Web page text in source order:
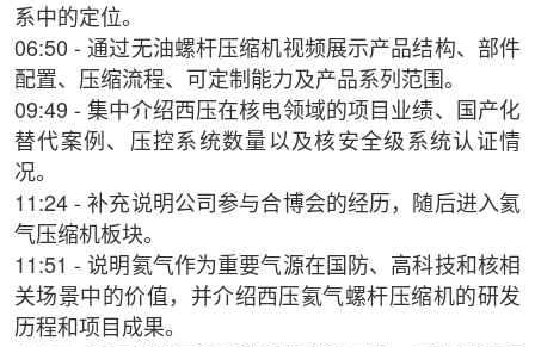
系中的定位。
06:50 - 通过无油螺杆压缩机视频展示产品结构、部件
配置、压缩流程、可定制能力及产品系列范围。
09:49 - 集中介绍西压在核电领域的项目业绩、国产化
替代案例、压控系统数量以及核安全级系统认证情
况。
11:24 - 补充说明公司参与合博会的经历，随后进入氦
气压缩机板块。
11:51 - 说明氦气作为重要气源在国防、高科技和核相
关场景中的价值，并介绍西压氦气螺杆压缩机的研发
历程和项目成果。